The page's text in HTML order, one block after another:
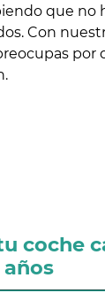
que no
Con
por
coche
años